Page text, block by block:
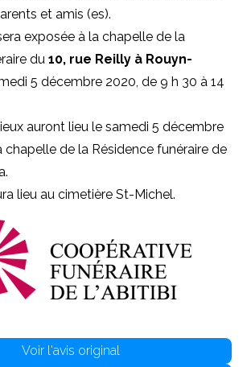
et amis (es).
exposée à la chapelle de la
du 10, rue Reilly à Rouyn-
5 décembre 2020, de 9 h 30 à 14
auront lieu le samedi 5 décembre
chapelle de la Résidence funéraire de
lieu au cimetière St-Michel.
Voir l'avis original